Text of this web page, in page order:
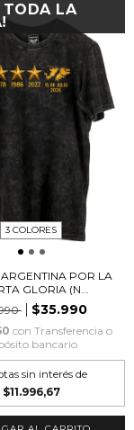
TODA LA
3 COLORES
POR LA
GLORIA (N...
$35.990
con Transferencia o
bancario
sin interés de
$11.996,67